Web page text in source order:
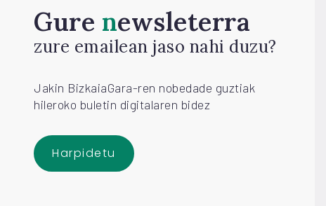
Gure newsleterra
zure emailean jaso nahi duzu?
Jakin BizkaiaGara-ren nobedade guztiak
hileroko buletin digitalaren bidez
Harpidetu